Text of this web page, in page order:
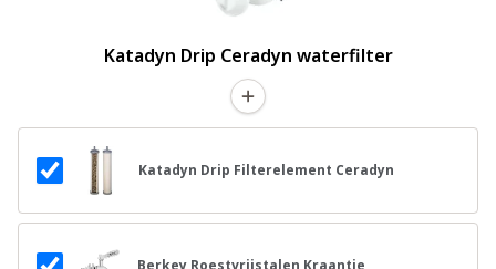
Katadyn Drip Ceradyn waterfilter
Katadyn Drip Filterelement Ceradyn